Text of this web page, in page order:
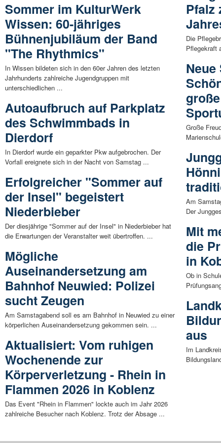
Sommer im KulturWerk
Wissen: 60-jähriges
Bühnenjubiläum der Band
"The Rhythmics"
In Wissen bildeten sich in den 60er Jahren des letzten
Jahrhunderts zahlreiche Jugendgruppen mit
unterschiedlichen ...
Autoaufbruch auf Parkplatz
des Schwimmbads in
Dierdorf
In Dierdorf wurde ein geparkter Pkw aufgebrochen. Der
Vorfall ereignete sich in der Nacht von Samstag ...
Erfolgreicher "Sommer auf
der Insel" begeistert
Niederbieber
Der diesjährige "Sommer auf der Insel" in Niederbieber hat
die Erwartungen der Veranstalter weit übertroffen. ...
Mögliche
Auseinandersetzung am
Bahnhof Neuwied: Polizei
sucht Zeugen
Am Samstagabend soll es am Bahnhof in Neuwied zu einer
körperlichen Auseinandersetzung gekommen sein. ...
Aktualisiert: Vom ruhigen
Wochenende zur
Körperverletzung - Rhein in
Flammen 2026 in Koblenz
Das Event "Rhein in Flammen" lockte auch im Jahr 2026
zahlreiche Besucher nach Koblenz. Trotz der Absage ...
Pfalz
Die
Pflegekraft
Große
Am
Der
Mit
die
in
Ob in
aus
Im